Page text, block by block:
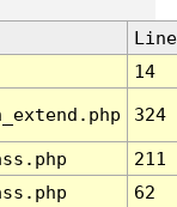
Line
14
324
211
62